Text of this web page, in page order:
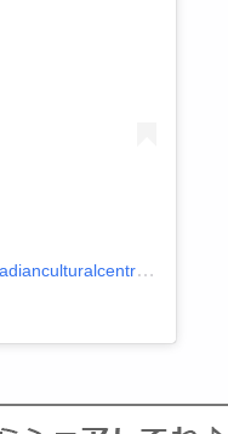
Japanese Canadian Cultural Centre (JCCC)(@japanesecanadianculturalcentre)がシェアした投稿